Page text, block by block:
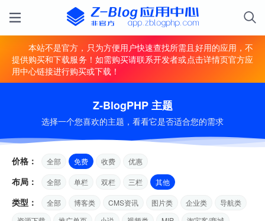
本站不是官方，只为方便用户快速查找所需且好用的应用，不
提供购买和下载服务！如需购买请联系开发者或点击详情页官方应
用中心链接进行购买或下载！
Z-BlogPHP 主题
选择一个您喜欢的主题，看看它是否适合您的需求
价格： 全部 免费 收费 优惠
布局： 全部 单栏 双栏 三栏 其他
类型： 全部 博客类 CMS资讯 图片类 企业类
导航类